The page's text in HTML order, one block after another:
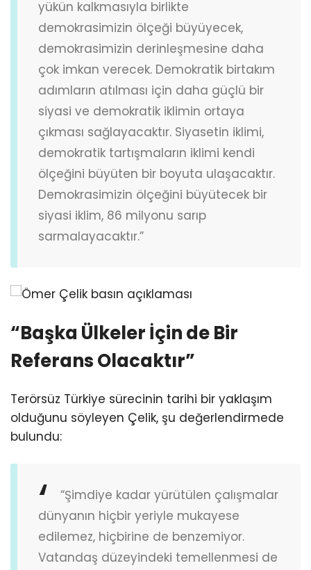
yükün kalkmasıyla birlikte
demokrasimizin ölçeği büyüyecek,
demokrasimizin derinleşmesine daha
çok imkan verecek. Demokratik birtakım
adımların atılması için daha güçlü bir
siyasi ve demokratik iklimin ortaya
çıkması sağlayacaktır. Siyasetin iklimi,
demokratik tartışmaların iklimi kendi
ölçeğini büyüten bir boyuta ulaşacaktır.
Demokrasimizin ölçeğini büyütecek bir
siyasi iklim, 86 milyonu sarıp
sarmalayacaktır.”
“Başka Ülkeler İçin de Bir
Referans Olacaktır”
Terörsüz Türkiye sürecinin tarihi bir yaklaşım
olduğunu söyleyen Çelik, şu değerlendirmede
bulundu:
“Şimdiye kadar yürütülen çalışmalar
dünyanın hiçbir yeriyle mukayese
edilemez, hiçbirine de benzemiyor.
Vatandaş düzeyindeki temellenmesi de